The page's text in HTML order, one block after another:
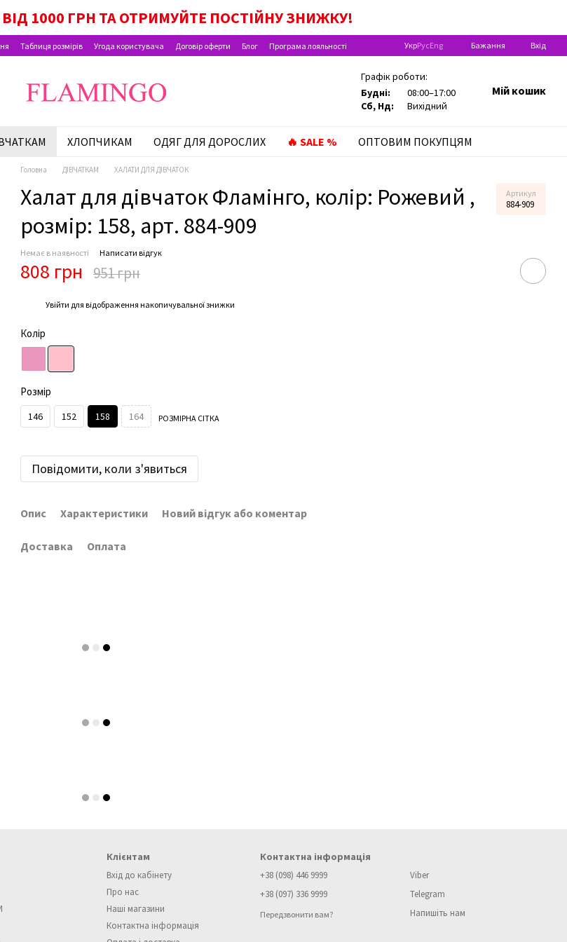
1000 ГРН ТА ОТРИМУЙТЕ ПОСТІЙНУЗНИЖКУ!
ПАКУНОК ШКОЛЯРА, ВИПЛАТИ НА ДИТИНУ ДО РОКУ!
Таблиця розмірів Угода користувача Договір оферти Блог
Програма лояльності
УкрРусEng Бажання Вхід
Графік роботи:
Будні:
08:00–17:00
Сб, Нд:
Вихідний
Мій кошик
ХЛОПЧИКАМ ОДЯГ ДЛЯ ДОРОСЛИХ 🔥 SALE % ОПТОВИМ ПОКУПЦЯМ
Головна ДІВЧАТКАМ ХАЛАТИ ДЛЯ ДІВЧАТОК
Халат для дівчаток Фламінго, колір: Рожевий ,
розмір: 158, арт. 884-909
Артикул
884-909
Немає в наявності Написати відгук
808 грн 951 грн
Увійти для відображення накопичувальної знижки
Колір
Розмір
146 152 158 164 РОЗМІРНА СІТКА
Повідомити, коли з'явиться
Опис Характеристики Новий відгук або коментар
Доставка Оплата
Клієнтам
Вхід до кабінету
Про нас
Наші магазини
Контактна інформація
Контактна інформація
+38 (098) 446 9999
+38 (097) 336 9999
Передзвонити вам?
Viber
Telegram
Напишіть нам